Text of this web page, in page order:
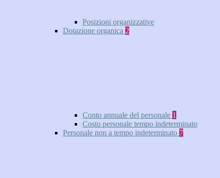
Posizioni organizzative
Dotazione organica 2
Conto annuale del personale 1
Costo personale tempo indeterminato
Personale non a tempo indeterminato 7